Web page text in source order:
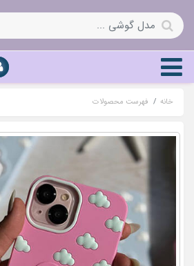
خانه فهرست محصولات